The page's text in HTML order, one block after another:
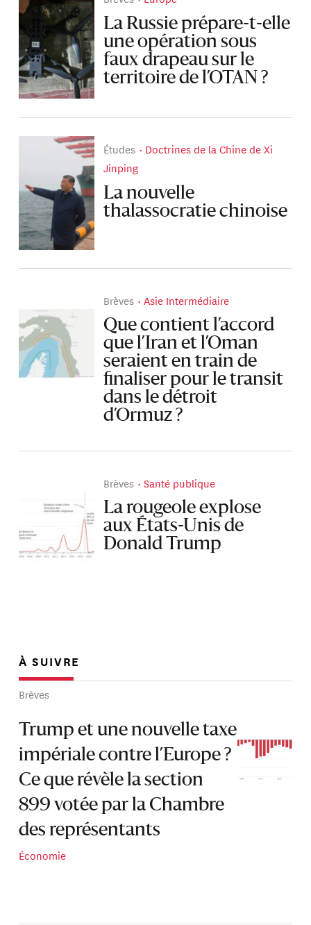
La Russie prépare-t-elle
une opération sous
faux drapeau sur le
territoire de l’OTAN ?
Études
Doctrines de la Chine de Xi
Jinping
La nouvelle
thalassocratie chinoise
Brèves Asie Intermédiaire
Que contient l’accord
que l’Iran et l’Oman
seraient en train de
finaliser pour le transit
dans le détroit
d’Ormuz ?
Brèves Santé publique
La rougeole explose
aux États-Unis de
Donald Trump
À SUIVRE
Brèves
Trump et une nouvelle taxe
impériale contre l’Europe ?
Ce que révèle la section
899 votée par la Chambre
des représentants
Économie